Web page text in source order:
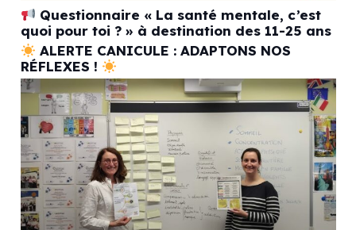
Questionnaire « La santé mentale, c’est
quoi pour toi ? » à destination des 11-25 ans
ALERTE CANICULE : ADAPTONS NOS
RÉFLEXES !